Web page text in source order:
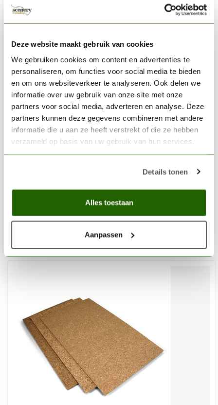
Deze website maakt gebruik van cookies
We gebruiken cookies om content en advertenties te
personaliseren, om functies voor social media te bieden
en om ons websiteverkeer te analyseren. Ook delen we
informatie over uw gebruik van onze site met onze
partners voor social media, adverteren en analyse. Deze
partners kunnen deze gegevens combineren met andere
informatie die u aan ze heeft verstrekt of die ze hebben
verzameld op basis van uw gebruik van hun services.
Details tonen
Alles toestaan
Aanpassen
Kurk Vel Fijn - 20cm x 29cm x 6mm - 1x - AK8052
€5,50
Niet op voorraad